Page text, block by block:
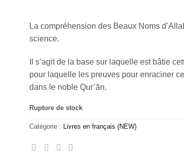
La compréhension des Beaux Noms
science.
Il s’agit de la base sur laquelle est bâtie
pour laquelle les preuves pour enraciner
dans le noble Qur’ãn.
Rupture de stock
Catégorie : Livres en français (NEW)